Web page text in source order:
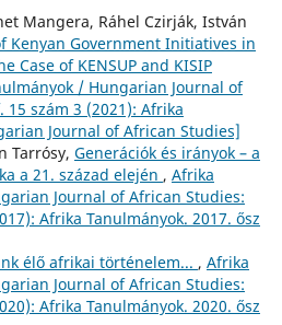
Mangera, Ráhel Czirják, István
Kenyan Government Initiatives in
Case of KENSUP and KISIP
/ Hungarian Journal of
15 szám 3 (2021): Afrika
Journal of African Studies]
Tarrósy, Generációk és irányok – a
a 21. század elején , Afrika
Journal of African Studies:
Afrika Tanulmányok. 2017. ősz
élő afrikai történelem... , Afrika
Journal of African Studies:
Afrika Tanulmányok. 2020. ősz